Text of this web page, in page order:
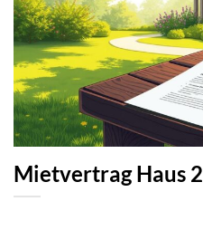
Mietvertrag Haus 2